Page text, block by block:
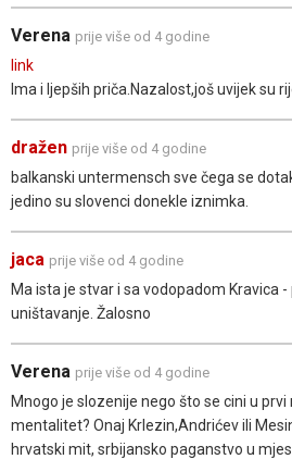
Verena prije više od 4 godine
link
Ima i ljepših priča.Nazalost,još uvijek su
dražen prije više od 4 godine
balkanski untermensch sve čega se
jedino su slovenci donekle iznimka.
jaca prije više od 4 godine
Ma ista je stvar i sa vodopadom Kravica
uništavanje. Žalosno
Verena prije više od 4 godine
Mnogo je slozenije nego što se cini u
mentalitet? Onaj Krlezin,Andrićev ili
hrvatski mit, srbijansko paganstvo u